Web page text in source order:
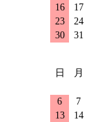
16
17
23
24
30
31
日
月
6
7
13
14